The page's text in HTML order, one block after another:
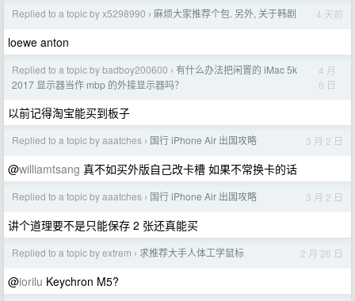
Replied to a topic by x5298990 › 麻烦大家推荐个包. 另外, 关于韩剧 4 天前
loewe anton
Replied to a topic by badboy200600 › 有什么办法把闲置的 iMac 5k
2017 显示器当作 mbp 的外接显示器吗？
4 月
6 日
以前记得淘宝能买到板子
Replied to a topic by aaatches › 国行 iPhone Air 出国攻略 3 月 2 日
@williamtsang 真不如买外版自己改卡槽 如果不常换卡的话
Replied to a topic by aaatches › 国行 iPhone Air 出国攻略 3 月 2 日
讲个道理要不是只能保存 2 张还真能买
Replied to a topic by extrem › 求推荐大手人体工学鼠标 2 月 26 日
@iorilu Keychron M5?